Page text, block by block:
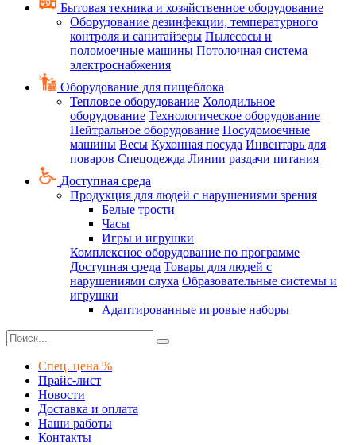
Бытовая техника и хозяйственное оборудование
Оборудование дезинфекции, температурного
контроля и санитайзеры Пылесосы и
поломоечные машины Потолочная система
электроснабжения
Оборудование для пищеблока
Тепловое оборудование Холодильное
оборудование Технологическое оборудование
Нейтральное оборудование Посудомоечные
машины Весы Кухонная посуда Инвентарь для
поваров Спецодежда Линии раздачи питания
Доступная среда
Продукция для людей с нарушениями зрения
Белые трости
Часы
Игры и игрушки
Комплексное оборудование по программе
Доступная среда Товары для людей с
нарушениями слуха Образовательные системы и
игрушки
Адаптированные игровые наборы
Спец. цена %
Прайс-лист
Новости
Доставка и оплата
Наши работы
Контакты